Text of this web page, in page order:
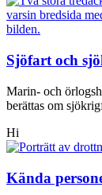
Sjöfart och
Marin- och
berättas om
Hi
Kända